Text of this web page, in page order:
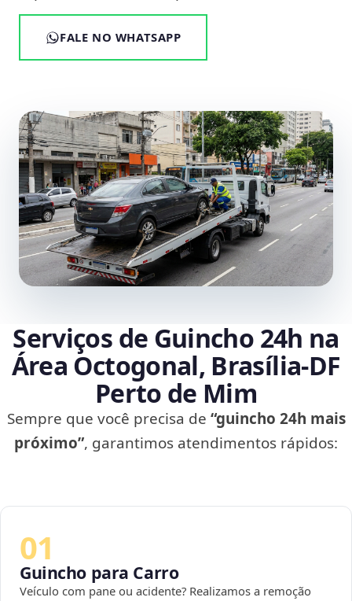
FALE NO WHATSAPP
Serviços de Guincho 24h na
Área Octogonal, Brasília‑DF
Perto de Mim
Sempre que você precisa de “guincho 24h mais
próximo”, garantimos atendimentos rápidos:
01
Guincho para Carro
Veículo com pane ou acidente? Realizamos a remoção